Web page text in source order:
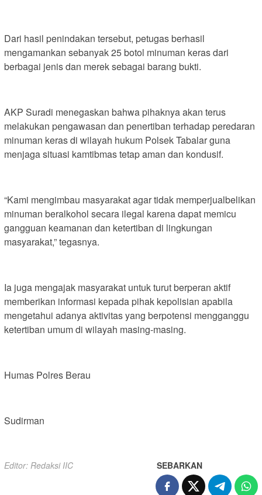
Dari hasil penindakan tersebut, petugas berhasil
mengamankan sebanyak 25 botol minuman keras dari
berbagai jenis dan merek sebagai barang bukti.
AKP Suradi menegaskan bahwa pihaknya akan terus
melakukan pengawasan dan penertiban terhadap peredaran
minuman keras di wilayah hukum Polsek Tabalar guna
menjaga situasi kamtibmas tetap aman dan kondusif.
“Kami mengimbau masyarakat agar tidak memperjualbelikan
minuman beralkohol secara ilegal karena dapat memicu
gangguan keamanan dan ketertiban di lingkungan
masyarakat,” tegasnya.
Ia juga mengajak masyarakat untuk turut berperan aktif
memberikan informasi kepada pihak kepolisian apabila
mengetahui adanya aktivitas yang berpotensi mengganggu
ketertiban umum di wilayah masing-masing.
Humas Polres Berau
Sudirman
Editor: Redaksi IIC SEBARKAN